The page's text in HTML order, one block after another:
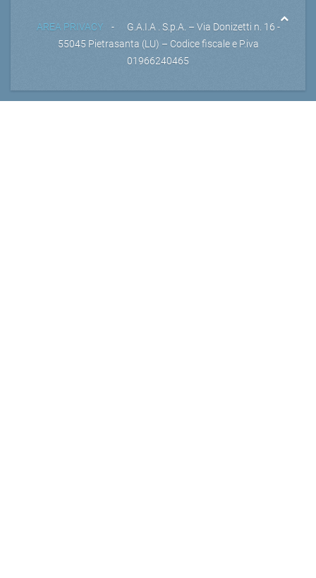
AREA PRIVACY- G.A.I.A . S.p.A. – Via Donizetti n. 16 -
55045 Pietrasanta (LU) – Codice fiscale e P.iva
01966240465